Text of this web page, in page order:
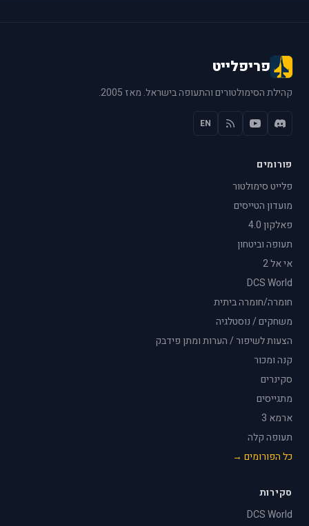
פריפלייט
קהילת הסימולטורים והתעופה בישראל. מאז 2005.
EN
פורומים
פלייט סימולטור
מועדון הטייסים
פאלקון 4.0
תעופה וביטחון
אי אל 2
DCS World
חומרה/חומרה ביתית
משחקים / נוסטלגיה
הצעות לשיפור / הערות ומתן פידבק
קנה ומכור
סקינרים
מתגייסים
ארמא 3
תעופה קלה
כל הפורומים →
סקירות
DCS World